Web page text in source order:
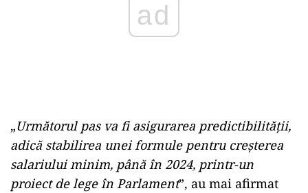
„Următorul pas va fi asigurarea predictibilității,
adică stabilirea unei formule pentru creșterea
salariului minim, până în 2024, printr-un
proiect de lege în Parlament”, au mai afirmat